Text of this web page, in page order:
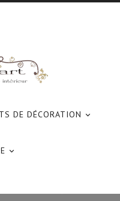

DE DÉCORATION
